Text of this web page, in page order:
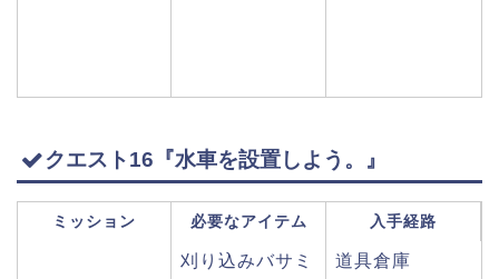
クエスト16『水車を設置しよう。』
ミッション 必要なアイテム 入手経路
刈り込みバサミ 道具倉庫